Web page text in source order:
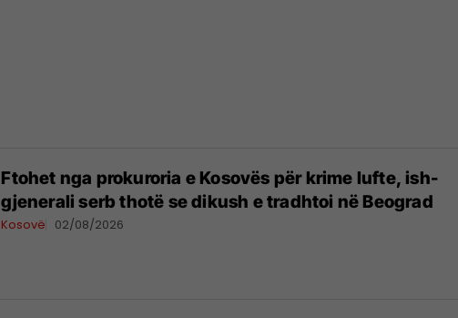
Ftohet nga prokuroria e Kosovës për krime lufte, ish-
gjenerali serb thotë se dikush e tradhtoi në Beograd
Kosovë 02/08/2026